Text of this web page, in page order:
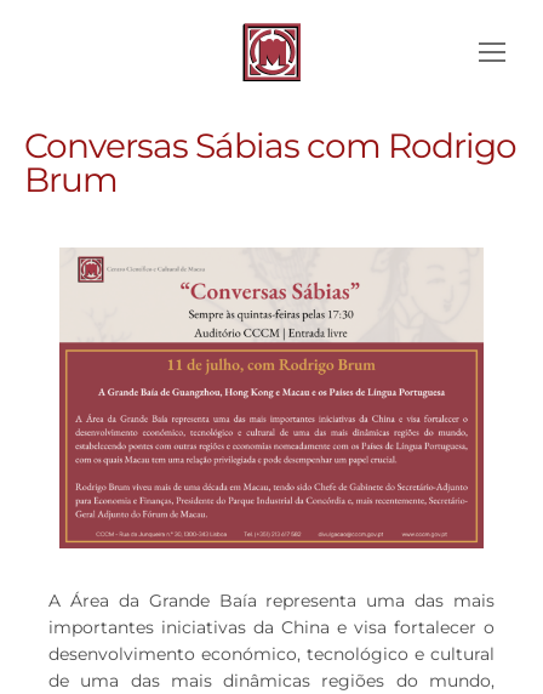
Conversas Sábias com Rodrigo
Brum
A Área da Grande Baía representa uma das mais
importantes iniciativas da China e visa fortalecer o
desenvolvimento económico, tecnológico e cultural
de uma das mais dinâmicas regiões do mundo,